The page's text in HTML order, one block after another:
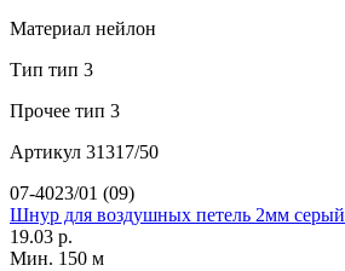
Материал нейлон
Тип тип 3
Прочее тип 3
Артикул 31317/50
07-4023/01 (09)
Шнур для воздушных петель 2мм
19.03 р.
Мин. 150 м